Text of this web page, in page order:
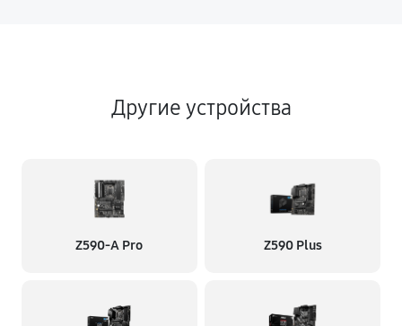
Другие устройства
Z590-A Pro Z590 Plus